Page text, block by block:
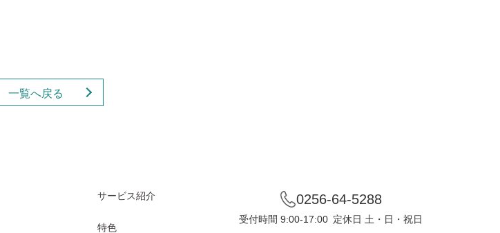
一覧へ戻る
サービス紹介
特色
0256-64-5288
受付時間 9:00-17:00 定休日 土・日・祝日